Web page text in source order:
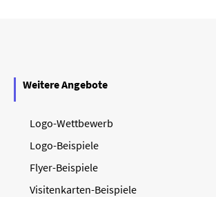
Weitere Angebote
Logo-Wettbewerb
Logo-Beispiele
Flyer-Beispiele
Visitenkarten-Beispiele